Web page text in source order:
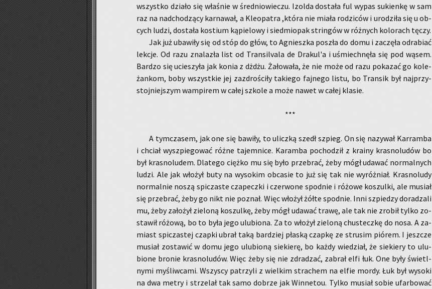
wszyst­ko dzia­ło się wła­śnie w śre­dnio­wie­czu. Izol­da do­sta­ła ful wypas su­kien­kę w sam
raz na nad­cho­dzą­cy kar­na­wał, a Kle­opa­tra ,która nie miała ro­dzi­ców i uro­dzi­ła się u ob­
cych ludzi, do­sta­ła ko­stium ką­pie­lo­wy i sied­mio­pak strin­gów w róż­nych ko­lo­rach tęczy.
Jak już uba­wi­ły się od stóp do głów, to Agniesz­ka po­szła do domu i za­czę­ła od­ra­biać
lek­cje. Od razu zna­la­zła list od Trans­i­lva­la de Dra­kul'a i uśmiech­nę­ła się pod wąsem.
Bar­dzo się ucie­szy­ła jak konia z dżdżu. Ża­ło­wa­ła, że nie może od razu po­ka­zać go ko­le­
żan­kom, boby wszyst­kie jej za­zdro­ści­ły ta­kie­go faj­ne­go listu, bo Trans­ik był naj­przy­
stoj­niej­szym wam­pi­rem w całej szko­le a może nawet w całej kla­sie.
***
A tym­cza­sem, jak one się ba­wi­ły, to ulicz­ką szedł szpieg. On się na­zy­wał Kar­ram­ba
i chciał wy­szpie­go­wać różne ta­jem­ni­ce. Ka­ram­ba po­cho­dził z kra­iny kra­sno­lu­dów bo
był kra­sno­lu­dem. Dla­te­go cięż­ko mu się było prze­brać, żeby mógł uda­wać nor­mal­nych
ludzi. Ale jak wło­żył buty na wy­so­kim ob­ca­sie to już się tak nie wy­róż­niał. Kra­sno­lu­dy
nor­mal­nie noszą spi­cza­ste cza­pecz­ki i czer­wo­ne spodnie i ró­żo­we ko­szul­ki, ale mu­siał
się prze­brać, żeby go nikt nie po­znał. Więc wło­żył żółte spodnie. Inni szpie­dzy do­ra­dza­li
mu, żeby za­ło­żył zie­lo­ną ko­szul­kę, żeby mógł uda­wać trawę, ale tak nie zro­bił tylko zo­
sta­wił ró­żo­wą, bo to była jego ulu­bio­na. Za to wło­żył zie­lo­ną chu­s­tecz­kę do nosa. A za­
miast spi­cza­stej czap­ki ubrał taką bar­dziej pła­ską czap­kę ze stru­sim pió­rem. I jesz­cze
mu­siał zo­sta­wić w domu jego ulu­bio­ną sie­kie­rę, bo każdy wie­dział, że sie­kie­ry to ulu­
bio­ne bro­nie kra­sno­lu­dów. Więc żeby się nie zdra­dzać, za­brał elfi łuk. One były świetl­
ny­mi my­śliw­ca­mi. Wszy­scy pa­trzy­li z wiel­kim stra­chem na elfie mordy. Łuk był wy­so­ki
na dwa metry i strze­lał tak samo do­brze jak Win­ne­tou. Tylko mu­siał sobie ufar­bo­wać